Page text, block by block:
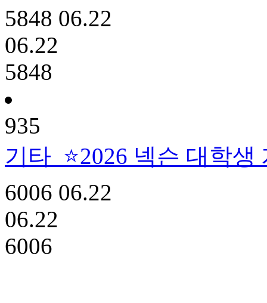
5848 06.22
06.22
5848
935
기타 ⭐2026 넥슨 대학생
6006 06.22
06.22
6006